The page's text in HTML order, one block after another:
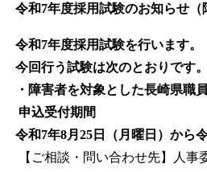
令和7年度採用試験のお知らせ（
令和7年度採用試験を行います。
今回行う試験は次のとおりです。
・障害者を対象とした長崎県職
申込受付期間
令和7年8月25日（月曜日）から
【ご相談・問い合わせ先】人